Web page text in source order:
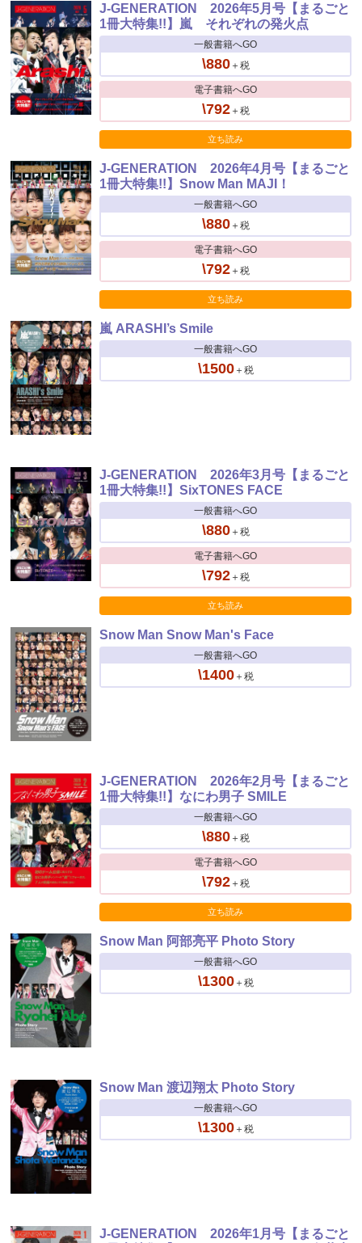
J-GENERATION 2026年5月号【まるごと
1冊大特集!!】嵐 それぞれの発火点
一般書籍へGO
\880＋税
電子書籍へGO
\792＋税
立ち読み
J-GENERATION 2026年4月号【まるごと
1冊大特集!!】Snow Man MAJI！
一般書籍へGO
\880＋税
電子書籍へGO
\792＋税
立ち読み
嵐 ARASHI’s Smile
一般書籍へGO
\1500＋税
J-GENERATION 2026年3月号【まるごと
1冊大特集!!】SixTONES FACE
一般書籍へGO
\880＋税
電子書籍へGO
\792＋税
立ち読み
Snow Man Snow Man's Face
一般書籍へGO
\1400＋税
J-GENERATION 2026年2月号【まるごと
1冊大特集!!】なにわ男子 SMILE
一般書籍へGO
\880＋税
電子書籍へGO
\792＋税
立ち読み
Snow Man 阿部亮平 Photo Story
一般書籍へGO
\1300＋税
Snow Man 渡辺翔太 Photo Story
一般書籍へGO
\1300＋税
J-GENERATION 2026年1月号【まるごと